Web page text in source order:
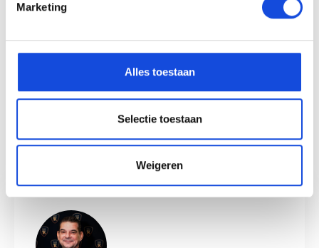
Marketing
Alles toestaan
Selectie toestaan
Weigeren
Maak een afspraak
Auto Keijzers - RDW Erkend